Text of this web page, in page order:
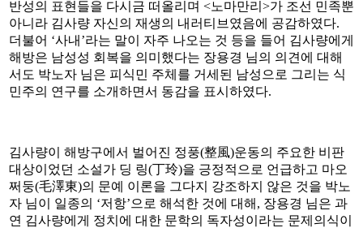
반성의 표현들을 다시금 떠올리며 <노마만리>가 조선 민족뿐
아니라 김사량 자신의 재생의 내러티브였음에 공감하였다.
더불어 ‘사내’라는 말이 자주 나오는 것 등을 들어 김사량에게
해방은 남성성 회복을 의미했다는 장용경 님의 의견에 대해
서도 박노자 님은 피식민 주체를 거세된 남성으로 그리는 식
민주의 연구를 소개하면서 동감을 표시하였다.
김사량이 해방구에서 벌어진 정풍(整風)운동의 주요한 비판
대상이었던 소설가 딩 링(丁玲)을 긍정적으로 언급하고 마오
쩌둥(毛澤東)의 문예 이론을 그다지 강조하지 않은 것을 박노
자 님이 일종의 ‘저항’으로 해석한 것에 대해, 장용경 님은 과
연 김사량에게 정치에 대한 문학의 독자성이라는 문제의식이